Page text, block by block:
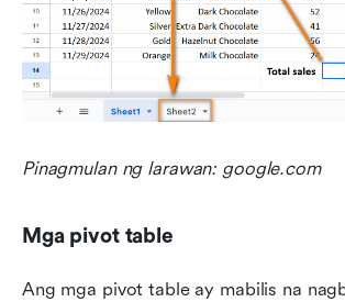
Pinagmulan ng larawan: google.com
Mga pivot table
Ang mga pivot table ay mabilis na